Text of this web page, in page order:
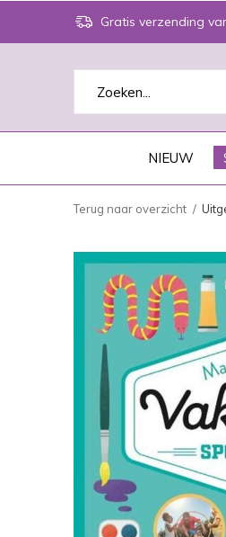
NIEUW
Gratis verzending
Terug naar overzicht